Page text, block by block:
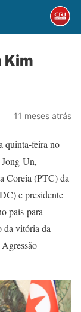
Kim
11 meses atrás
quinta-feira no
Un,
Coreia (PTC) da
e presidente
país para
da vitória da